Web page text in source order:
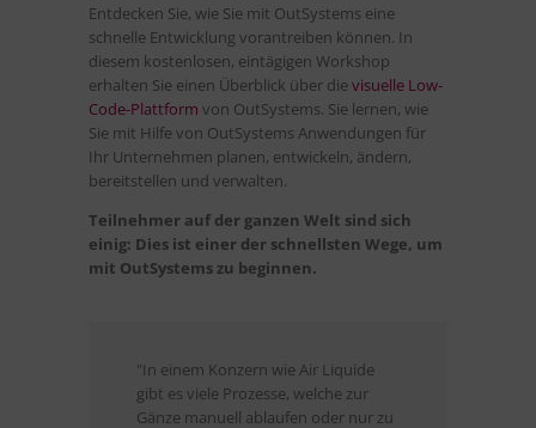
Entdecken Sie, wie Sie mit OutSystems eine
schnelle Entwicklung vorantreiben können. In
diesem kostenlosen, eintägigen Workshop
erhalten Sie einen Überblick über dievisuelle Low-
Code-Plattform von OutSystems. Sie lernen, wie
Sie mit Hilfe von OutSystems Anwendungen für
Ihr Unternehmen planen, entwickeln, ändern,
bereitstellen und verwalten.
Teilnehmer auf der ganzen Welt sind sich
einig: Dies ist einer der schnellsten Wege, um
mit OutSystems zu beginnen.
"In einem Konzern wie Air Liquide
gibt es viele Prozesse, welche zur
Gänze manuell ablaufen oder nur zu